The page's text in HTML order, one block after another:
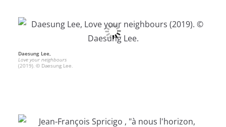
Daesung Lee,
Love your neighbours
(2019). © Daesung Lee.